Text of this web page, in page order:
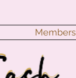
Members